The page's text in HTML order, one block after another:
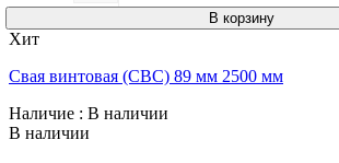
В корзину
Хит
Свая винтовая (СВС) 89 мм 2500 мм
Наличие : В наличии
В наличии